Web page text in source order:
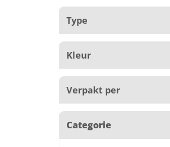
Type
Kleur
Verpakt per
Categorie